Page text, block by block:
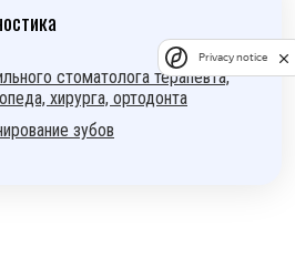
стоматолога терапевта,
хирурга, ортодонта
зубов
Privacy notice